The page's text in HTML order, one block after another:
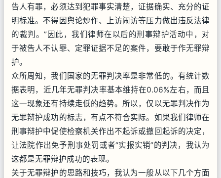
告人有罪，必须达到犯罪事实清楚，证据确实、充分的证
明标准。不得因舆论炒作、上访闹访等压力做出违反法律
的裁判。”因此，我们律师在以后的刑事辩护活动中，对
于被告人不认罪、定罪证据不足的案件，要敢于作无罪辩
护。
众所周知，我们国家的无罪判决率是非常低的。有统计数
据表明，近几年无罪判决率基本维持在0.06%左右，而且
这一现象还有持续走低的趋势。所以，仅以无罪判决作为
无罪辩护成功的标志，有点不符合实际。如果我们律师在
刑事辩护中促使检察机关作出不起诉或撤回起诉的决定，
让法院作出免予刑事处罚或者“实报实销”的判决，我认为
这都是无罪辩护成功的表现。
关于无罪辩护的思路和技巧，我认为一般从以下几个方面